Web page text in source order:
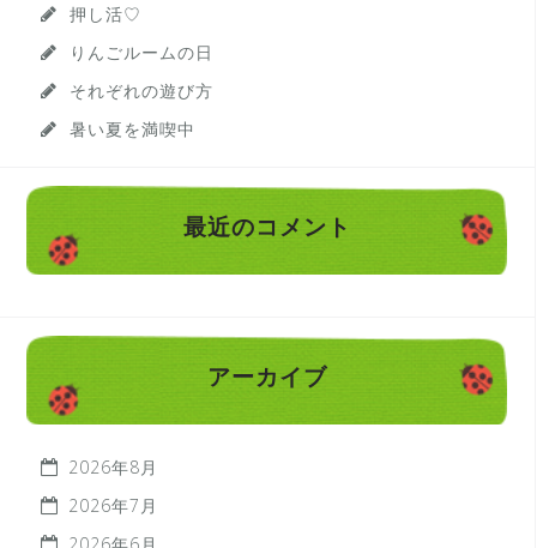
押し活♡
りんごルームの日
それぞれの遊び方
暑い夏を満喫中
最近のコメント
アーカイブ
2026年8月
2026年7月